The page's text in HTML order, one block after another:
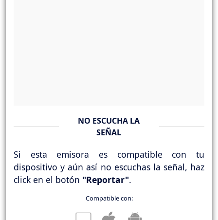
NO ESCUCHA LA
SEÑAL
Si esta emisora es compatible con tu
dispositivo y aún así no escuchas la señal, haz
click en el botón "Reportar".
Compatible con: